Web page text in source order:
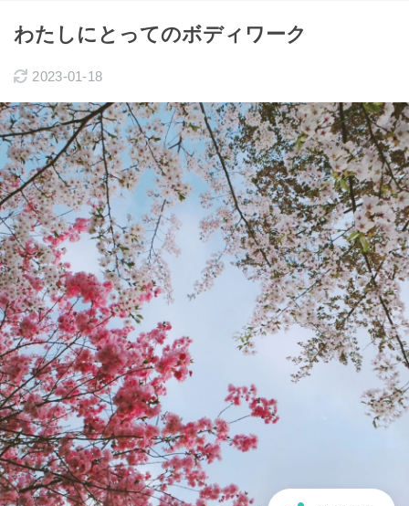
わたしにとってのボディワーク
2023-01-18